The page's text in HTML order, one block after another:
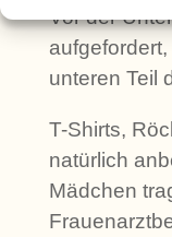
Vor der
unteren Teil
T-Shirts,
natürlich
Mädchen